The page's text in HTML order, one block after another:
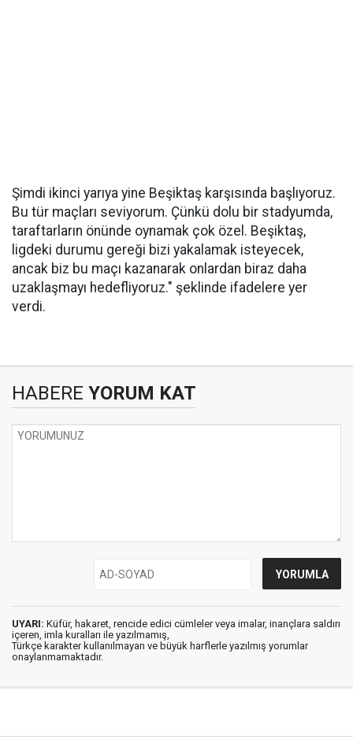
Şimdi ikinci yarıya yine Beşiktaş karşısında başlıyoruz.
Bu tür maçları seviyorum. Çünkü dolu bir stadyumda,
taraftarların önünde oynamak çok özel. Beşiktaş,
ligdeki durumu gereği bizi yakalamak isteyecek,
ancak biz bu maçı kazanarak onlardan biraz daha
uzaklaşmayı hedefliyoruz." şeklinde ifadelere yer
verdi.
HABERE YORUM KAT
UYARI: Küfür, hakaret, rencide edici cümleler veya imalar, inançlara saldırı
içeren, imla kuralları ile yazılmamış,
Türkçe karakter kullanılmayan ve büyük harflerle yazılmış yorumlar
onaylanmamaktadır.